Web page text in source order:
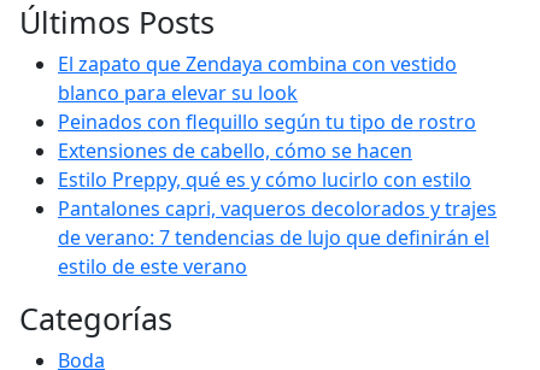
Últimos Posts
El zapato que Zendaya combina con vestido
blanco para elevar su look
Peinados con flequillo según tu tipo de rostro
Extensiones de cabello, cómo se hacen
Estilo Preppy, qué es y cómo lucirlo con estilo
Pantalones capri, vaqueros decolorados y trajes
de verano: 7 tendencias de lujo que definirán el
estilo de este verano
Categorías
Boda